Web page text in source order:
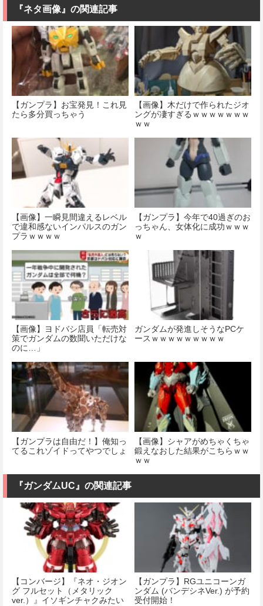
『ネタ画像』の関連記事
【ガンプラ】お宝発見！これ見
たら多分買っちゃう
【画像】木だけで作られたジオ
ングが凄すぎるｗｗｗｗｗｗｗ
ｗｗ
【画像】一瞬見間違えるレベル
で違和感ないインパルスのガン
プラｗｗｗｗ
【ガンプラ】今年で40過ぎのお
っちゃん、女体化に成功ｗｗｗ
ｗ
【画像】ヨドバシ店員「転売対
策でガンダムの数聞いただけな
のに…」
ガンダムが発進しそうなPCケ
ースｗｗｗｗｗｗｗｗｗ
【ガンプラは自由だ！】俺知っ
てるこれゾイドってやつでしょ
【画像】シャアがめちゃくちゃ
鍛えなおした結果がこちらｗｗ
ｗｗ
『ガンダムUC』の関連記事
【コンバージ】『ネオ・ジオン
グ フルセット（メタリック
ver.）』イソギンチャクみたい
【ガンプラ】RGユニコーンガ
ンダム (バンデシネVer.) が予約
受付開始！